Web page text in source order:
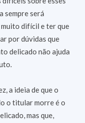
sempre será
difícil e ter que
por dúvidas que
delicado não ajuda
a ideia de que o
o titular morre é o
mas que,